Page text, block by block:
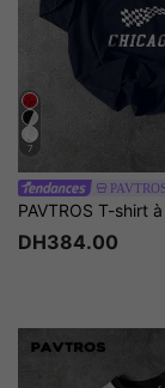
7
PAVTROS
DH384.00